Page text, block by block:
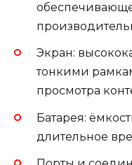
Экран:
тонкими
просмотра
Батарея:
длительное